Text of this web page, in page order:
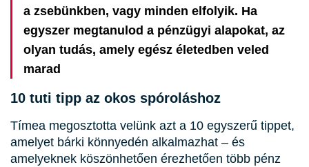
a zsebünkben, vagy minden elfolyik. Ha
egyszer megtanulod a pénzügyi alapokat, az
olyan tudás, amely egész életedben veled
marad
10 tuti tipp az okos spóroláshoz
Tímea megosztotta velünk azt a 10 egyszerű tippet,
amelyet bárki könnyedén alkalmazhat – és
amelyeknek köszönhetően érezhetően több pénz